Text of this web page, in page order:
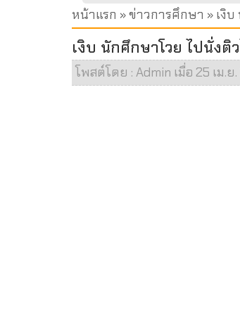
หน้าแรก »ข่าวการศึกษา » เงิ
เงิบ นักศึกษาโวย ไปนั่งติ
โพสต์โดย : Admin เมื่อ 25 เม.